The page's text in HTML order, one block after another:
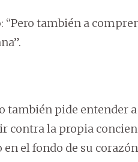
“Pero también a
también pide entender
contra la propia
en el fondo de su